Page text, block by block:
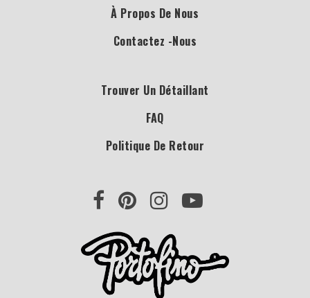
À Propos De Nous
Contactez -nous
Trouver Un Détaillant
FAQ
Politique De Retour